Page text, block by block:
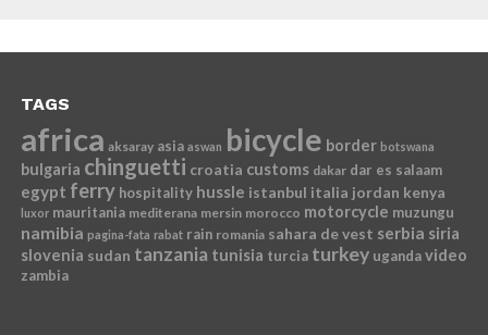
TAGS
africa aksaray asia aswan bicycle border botswana
bulgaria chinguetti croatia customs dakar dar es salaam
egypt ferry hospitality hussle istanbul italia jordan kenya
luxor mauritania mediterana mersin morocco motorcycle muzungu
namibia pagina-fata rabat rain romania sahara de vest serbia siria
slovenia sudan tanzania tunisia turcia turkey uganda video
zambia